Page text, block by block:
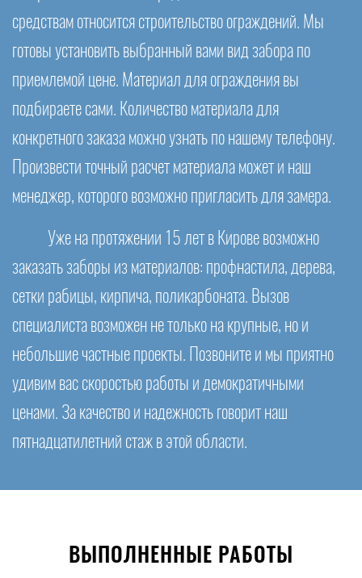
средствам относится строительство ограждений. Мы
готовы установить выбранный вами вид забора по
приемлемой цене. Материал для ограждения вы
подбираете сами. Количество материала для
конкретного заказа можно узнать по нашему телефону.
Произвести точный расчет материала может и наш
менеджер, которого возможно пригласить для замера.
Уже на протяжении 15 лет в Кирове возможно
заказать заборы из материалов: профнастила, дерева,
сетки рабицы, кирпича, поликарбоната. Вызов
специалиста возможен не только на крупные, но и
небольшие частные проекты. Позвоните и мы приятно
удивим вас скоростью работы и демократичными
ценами. За качество и надежность говорит наш
пятнадцатилетний стаж в этой области.
ВЫПОЛНЕННЫЕ РАБОТЫ